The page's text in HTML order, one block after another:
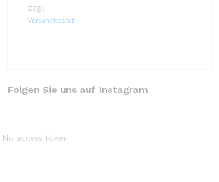
zzgl.
Versandkosten
Folgen Sie uns auf Instagram
No access token